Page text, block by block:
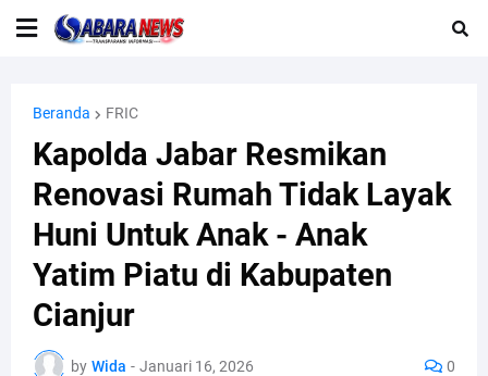
Beranda FRIC
Kapolda Jabar Resmikan
Renovasi Rumah Tidak Layak
Huni Untuk Anak - Anak
Yatim Piatu di Kabupaten
Cianjur
by Wida - Januari 16, 2026 0